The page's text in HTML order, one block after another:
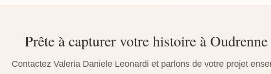
Prête à capturer votre histoire à Oudrenne
Contactez Valeria Daniele Leonardi et parlons de votre projet